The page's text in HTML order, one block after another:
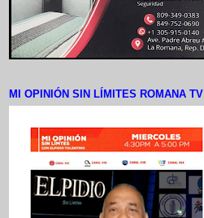
MI OPINIÓN SIN LÍMITES ROMANA TV